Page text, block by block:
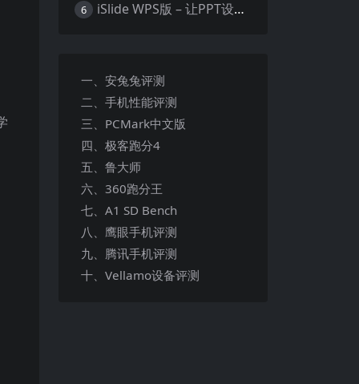
6 iSlide WPS版 – 让PPT设计效率提升10倍的专业插件
一、安兔兔评测
二、手机性能评测
三、PCMark中文版
四、极客跑分4
五、鲁大师
六、360跑分王
七、A1 SD Bench
八、鹰眼手机评测
九、腾讯手机评测
十、Vellamo设备评测